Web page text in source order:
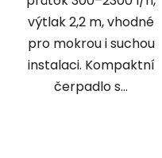
výtlak 2,2 m, vhodné
pro mokrou i suchou
instalaci. Kompaktní
čerpadlo s...